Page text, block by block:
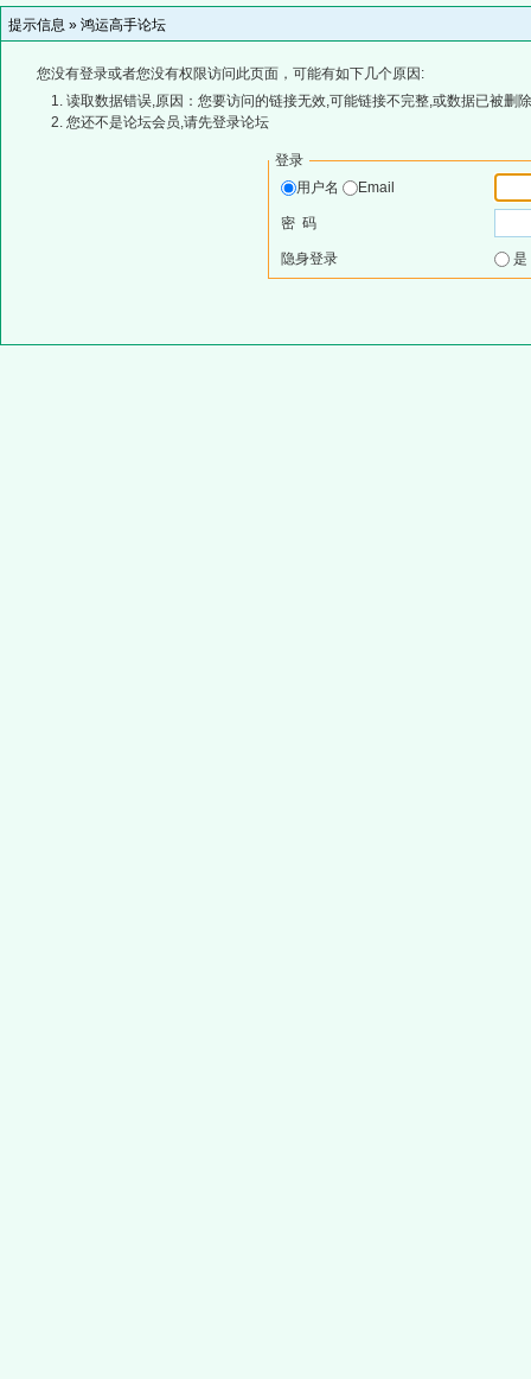
提示信息 » 鸿运高手论坛
您没有登录或者您没有权限访问此页面，可能有如下几个原因:
读取数据错误,原因：您要访问的链接无效,可能链接不完整,或数据已被删
您还不是论坛会员,请先登录论坛
登录
用户名
Email
密 码
隐身登录